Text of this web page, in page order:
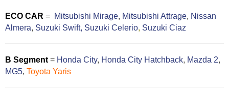
ECO CAR = Mitsubishi Mirage, Mitsubishi Attrage, Nissan
Almera, Suzuki Swift, Suzuki Celerio, Suzuki Ciaz
B Segment = Honda City, Honda City Hatchback, Mazda 2,
MG5, Toyota Yaris